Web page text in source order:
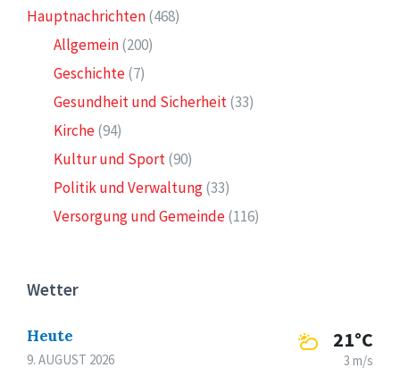
Hauptnachrichten(468)
Allgemein(200)
Geschichte(7)
Gesundheit und Sicherheit(33)
Kirche(94)
Kultur und Sport(90)
Politik und Verwaltung(33)
Versorgung und Gemeinde(116)
Wetter
Heute
9. AUGUST 2026
21°C
3 m/s